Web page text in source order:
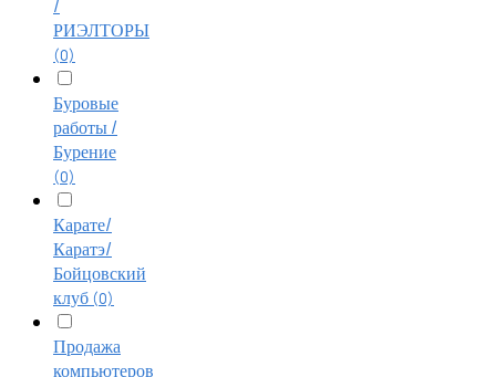
/
РИЭЛТОРЫ
(0)
Буровые
работы /
Бурение
(0)
Карате/
Каратэ/
Бойцовский
клуб (0)
Продажа
компьютеров